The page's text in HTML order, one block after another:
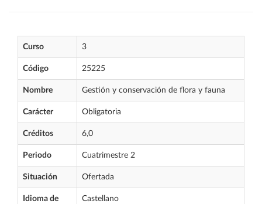
Curso 3
Código 25225
Nombre Gestión y conservación de flora y fauna
Carácter Obligatoria
Créditos 6,0
Periodo Cuatrimestre 2
Situación Ofertada
Idioma de
Castellano